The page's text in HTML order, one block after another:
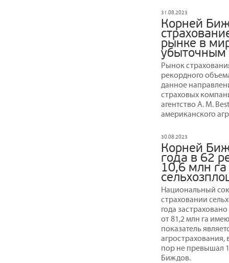
31.08.2023
Корней
рынке в
убыточным
Рынок
рекордного
данное
страховых
агентство A. M.
американского
30.08.2023
Корней
года в 62
10,6 млн
Национальный
страховании
года
от 81,2 млн га
показатель
агрострахования,
пор не превышал
Биждов.